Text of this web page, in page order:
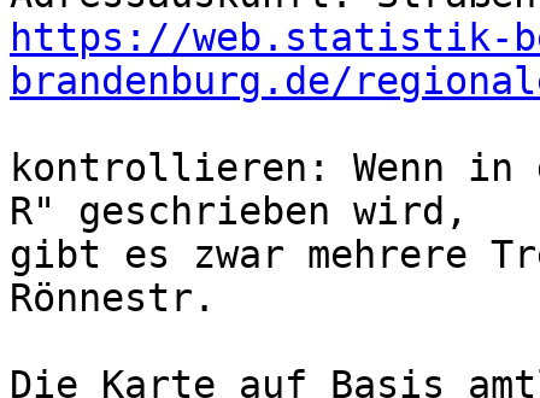
https://web.statistik-
brandenburg.de/
kontrollieren: Wenn in
R" geschrieben wird,
gibt es zwar mehrere
Rönnestr.